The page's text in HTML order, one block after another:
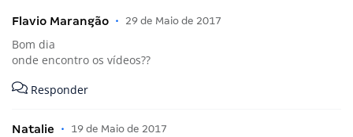
Flavio Marangão • 29 de Maio de 2017
Bom dia
onde encontro os vídeos??
Responder
Natalie • 19 de Maio de 2017